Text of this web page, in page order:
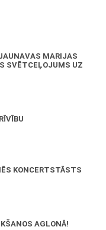
MARIJAS
SVĒTCEĻOJUMS UZ
KONCERTSTĀSTS
AGLONĀ!